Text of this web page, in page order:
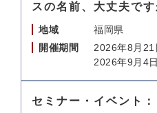
スの名前、大丈夫です
地域
福岡県
開催期間
2026年8月21
2026年9月4日
セミナー・イベント